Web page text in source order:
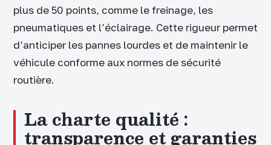
plus de 50 points, comme le freinage, les
pneumatiques et l’éclairage. Cette rigueur permet
d’anticiper les pannes lourdes et de maintenir le
véhicule conforme aux normes de sécurité
routière.
La charte qualité :
transparence et garanties